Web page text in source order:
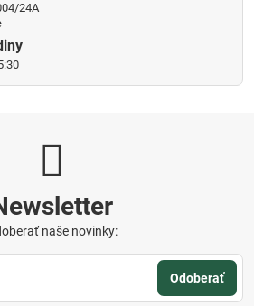
24A
naše novinky:
Odoberať